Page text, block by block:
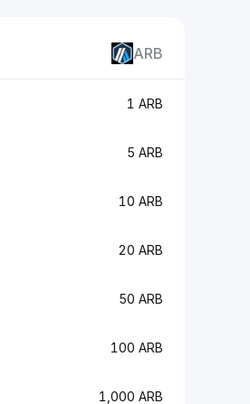
ARB
1 ARB
5 ARB
10 ARB
20 ARB
50 ARB
100 ARB
1,000 ARB